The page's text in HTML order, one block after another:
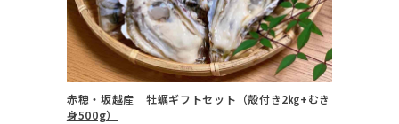
赤穂・坂越産 牡蠣ギフトセット（殻付き2㎏+むき
身500g）